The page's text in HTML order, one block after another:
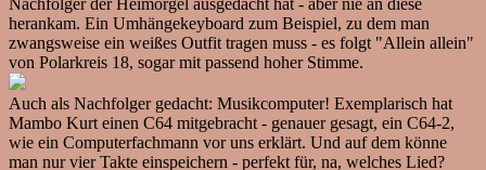
herankam. Ein Umhängekeyboard zum Beispiel, zu dem man
zwangsweise ein weißes Outfit tragen muss - es folgt "Allein allein"
von Polarkreis 18, sogar mit passend hoher Stimme.
Auch als Nachfolger gedacht: Musikcomputer! Exemplarisch hat
Mambo Kurt einen C64 mitgebracht - genauer gesagt, ein C64-2,
wie ein Computerfachmann vor uns erklärt. Und auf dem könne
man nur vier Takte einspeichern - perfekt für, na, welches Lied?